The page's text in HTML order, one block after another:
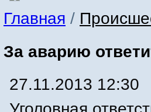
Главная /
За аварию
27.11.2013 12:30